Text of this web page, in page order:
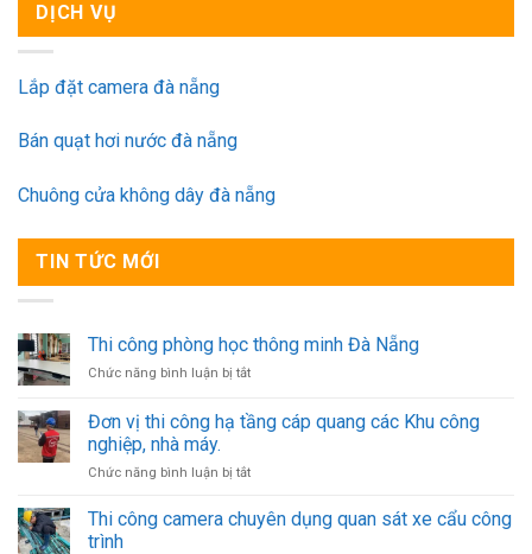
DỊCH VỤ
Lắp đặt camera đà nẵng
Bán quạt hơi nước đà nẵng
Chuông cửa không dây đà nẵng
TIN TỨC MỚI
Thi công phòng học thông minh Đà Nẵng
Chức năng bình luận bị tắtở
công
phòng
thông
Đà
Nẵng
Đơn vị thi công hạ tầng cáp quang các Khu công
nghiệp, nhà máy.
Chức năng bình luận bị tắtở
vị
thi
Thi công camera chuyên dụng quan sát xe cẩu công
trình